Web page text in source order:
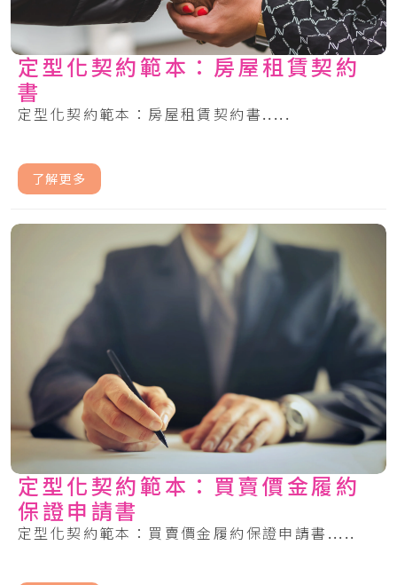
定型化契約範本：房屋租賃契約
書
定型化契約範本：房屋租賃契約書.....
了解更多
定型化契約範本：買賣價金履約
保證申請書
定型化契約範本：買賣價金履約保證申請書.....